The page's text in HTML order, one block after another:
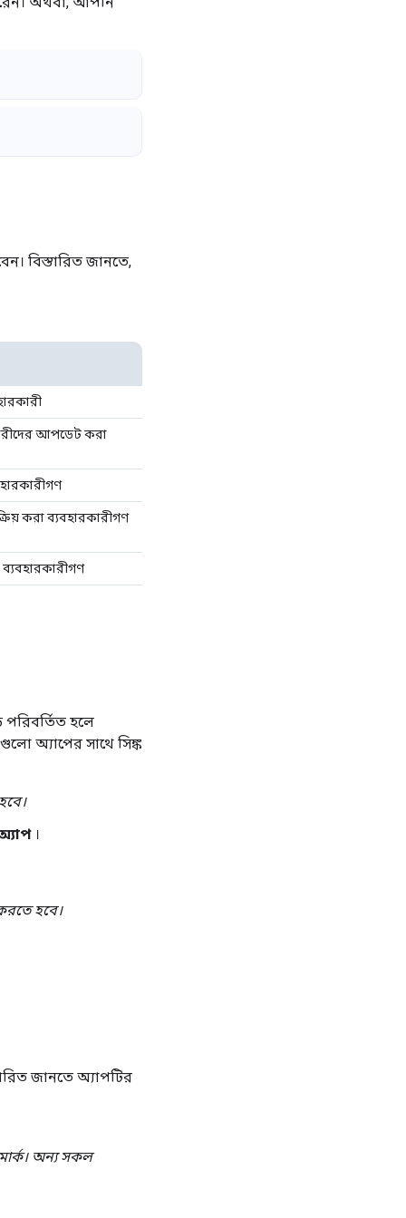
বিস্তারিত জানতে,
আপডেট করা
করা ব্যবহারকারীগণ
ব্যবহারকারীগণ
হলে
অ্যাপের সাথে সিঙ্ক
।
হবে।
জানতে অ্যাপটির
অন্য সকল